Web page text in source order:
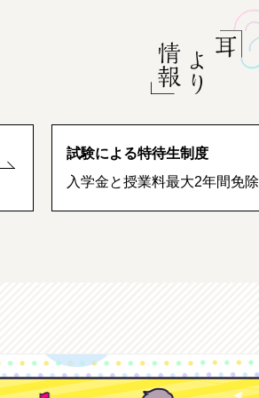
試験による特待生制度
入学金と授業料最大2年間免除